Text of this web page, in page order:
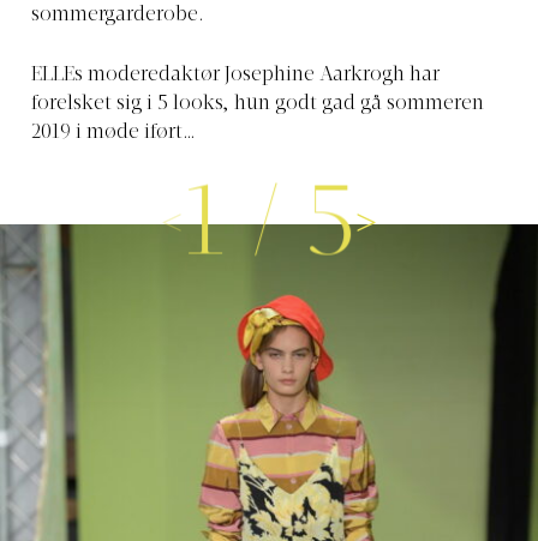
sommergarderobe.
ELLEs moderedaktør Josephine Aarkrogh har
forelsket sig i 5 looks, hun godt gad gå sommeren
2019 i møde iført…
1/5